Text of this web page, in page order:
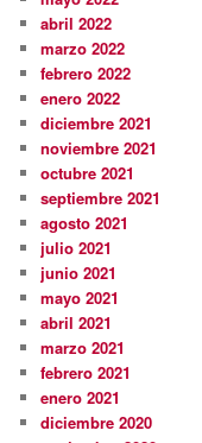
abril 2022
marzo 2022
febrero 2022
enero 2022
diciembre 2021
noviembre 2021
octubre 2021
septiembre 2021
agosto 2021
julio 2021
junio 2021
mayo 2021
abril 2021
marzo 2021
febrero 2021
enero 2021
diciembre 2020